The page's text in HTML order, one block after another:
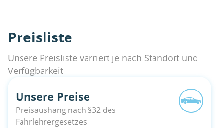
Preisliste
Unsere Preisliste varriert je nach Standort und
Verfügbarkeit
Unsere Preise
Preisaushang nach §32 des
Fahrlehrergesetzes